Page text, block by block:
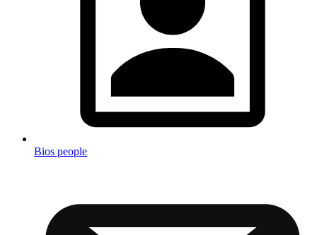
Bios people